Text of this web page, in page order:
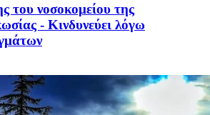
του νοσοκομείου της
- Κινδυνεύει λόγω